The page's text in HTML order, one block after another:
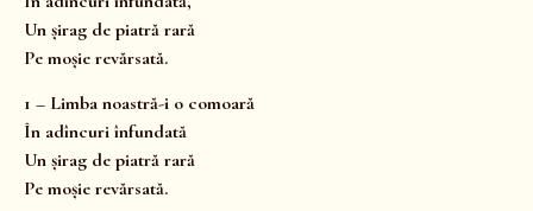
Un șirag de piatră rară
Pe moșie revărsată.
1 – Limba noastră-i o comoară
În adîncuri înfundată
Un șirag de piatră rară
Pe moșie revărsată.